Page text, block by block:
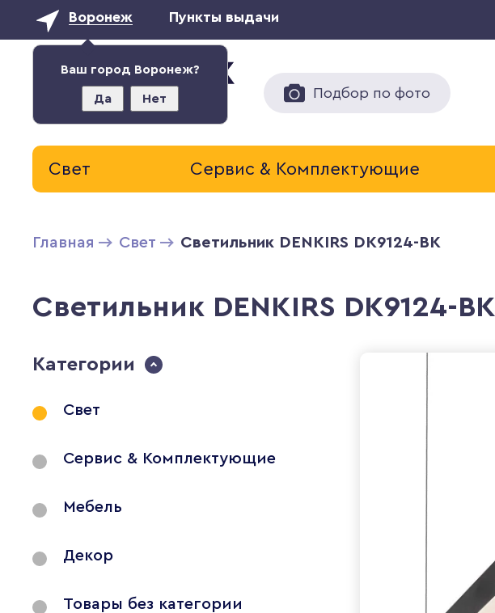
Воронеж
Ваш город Воронеж?
Да Нет
Пункты выдачи
Подбор по фото
Свет Сервис & Комплектующие
Главная Свет Светильник DENKIRS DK9124-BK
Светильник DENKIRS DK9124-BK
Категории
Свет
Сервис & Комплектующие
Мебель
Декор
Товары без категории